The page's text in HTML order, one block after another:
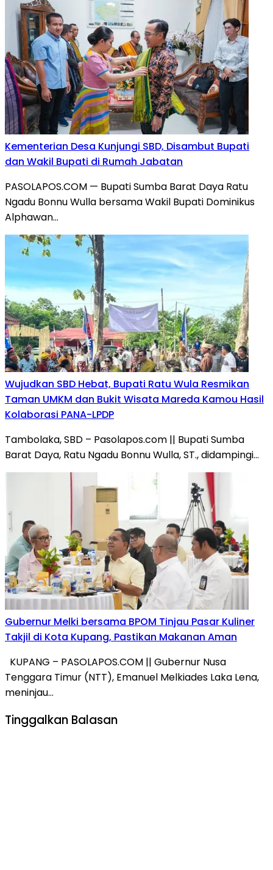
Kementerian Desa Kunjungi SBD, Disambut Bupati
dan Wakil Bupati di Rumah Jabatan
PASOLAPOS.COM — Bupati Sumba Barat Daya Ratu
Ngadu Bonnu Wulla bersama Wakil Bupati Dominikus
Alphawan…
Wujudkan SBD Hebat, Bupati Ratu Wula Resmikan
Taman UMKM dan Bukit Wisata Mareda Kamou Hasil
Kolaborasi PANA-LPDP
Tambolaka, SBD – Pasolapos.com || Bupati Sumba
Barat Daya, Ratu Ngadu Bonnu Wulla, ST., didampingi…
Gubernur Melki bersama BPOM Tinjau Pasar Kuliner
Takjil di Kota Kupang, Pastikan Makanan Aman
KUPANG – PASOLAPOS.COM || Gubernur Nusa
Tenggara Timur (NTT), Emanuel Melkiades Laka Lena,
meninjau…
Tinggalkan Balasan